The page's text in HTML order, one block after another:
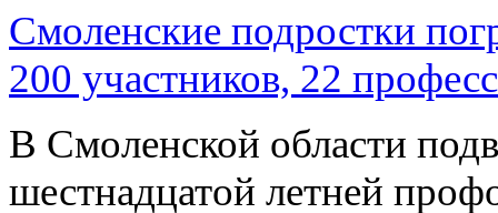
Смоленские подростки
200 участников, 22
В Смоленской области
шестнадцатой летней